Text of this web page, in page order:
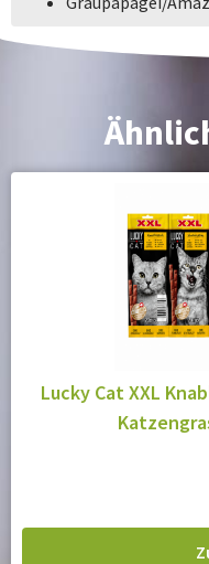
Lucky Cat XXL